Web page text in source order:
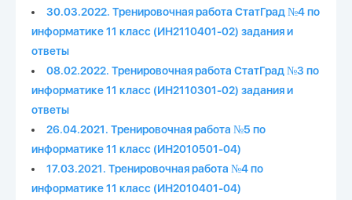
30.03.2022. Тренировочная работа СтатГрад №4 по
информатике 11 класс (ИН2110401-02) задания и
ответы
08.02.2022. Тренировочная работа СтатГрад №3 по
информатике 11 класс (ИН2110301-02) задания и
ответы
26.04.2021. Тренировочная работа №5 по
информатике 11 класс (ИН2010501-04)
17.03.2021. Тренировочная работа №4 по
информатике 11 класс (ИН2010401-04)